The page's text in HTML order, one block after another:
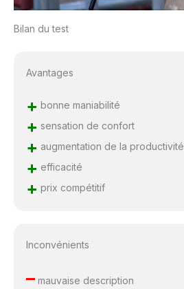
Bilan du test
Avantages
+ bonne maniabilité
+ sensation de confort
+ augmentation de la productivité
+ efficacité
+ prix compétitif
Inconvénients
–mauvaise description